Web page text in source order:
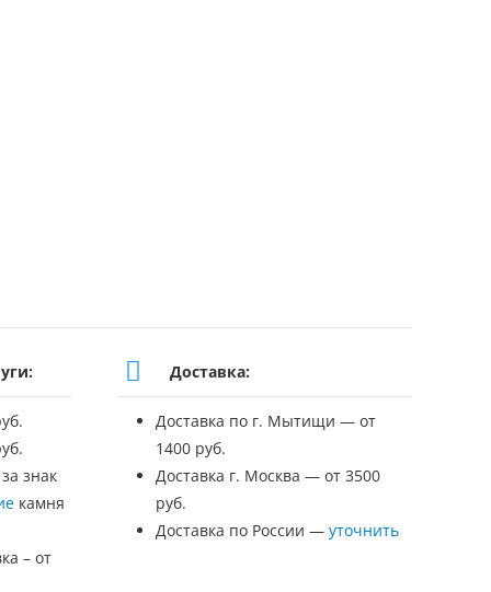
знак
камня
– от
Доставка:
Доставка по г. Мытищи — от
1400 руб.
Доставка г. Москва — от 3500
руб.
Доставка по России —уточнить